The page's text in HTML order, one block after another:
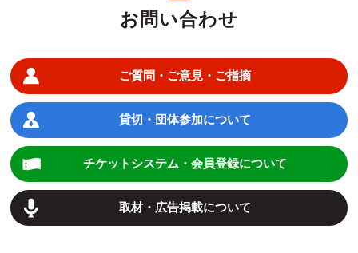
お問い合わせ
ご質問・ご意見・ご指摘
貸切・団体参加について
チケットシステム・会員登録について
取材・広告掲載について